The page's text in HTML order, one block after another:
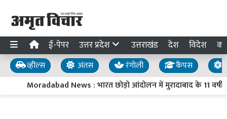
ई-पेपर उत्तर प्रदेश उत्तराखंड देश विदेश
व्हील्स अंतस रंगोली कैंपस
Moradabad News : भारत छोड़ो आंदोलन में मुरादाबाद के 11